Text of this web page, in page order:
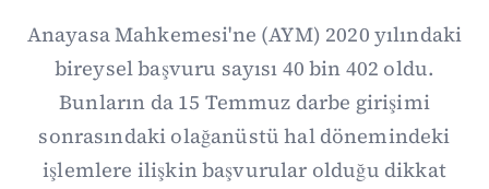
Anayasa Mahkemesi'ne (AYM) 2020 yılındaki
bireysel başvuru sayısı 40 bin 402 oldu.
Bunların da 15 Temmuz darbe girişimi
sonrasındaki olağanüstü hal dönemindeki
işlemlere ilişkin başvurular olduğu dikkat